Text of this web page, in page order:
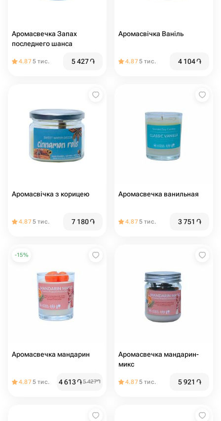
Аромасвечка Запах
последнего шанса
4.875 тис. 5 427֏
Аромасвічка Ваніль
4.875 тис. 4 104֏
Аромасвічка з корицею
4.875 тис. 7 180֏
Аромасвечка ванильная
4.875 тис. 3 751 ֏
-15%
Аромасвечка мандарин
4.875 тис. 4 613֏5 427֏
Аромасвечка мандарин-
микс
4.875 тис. 5 921 ֏